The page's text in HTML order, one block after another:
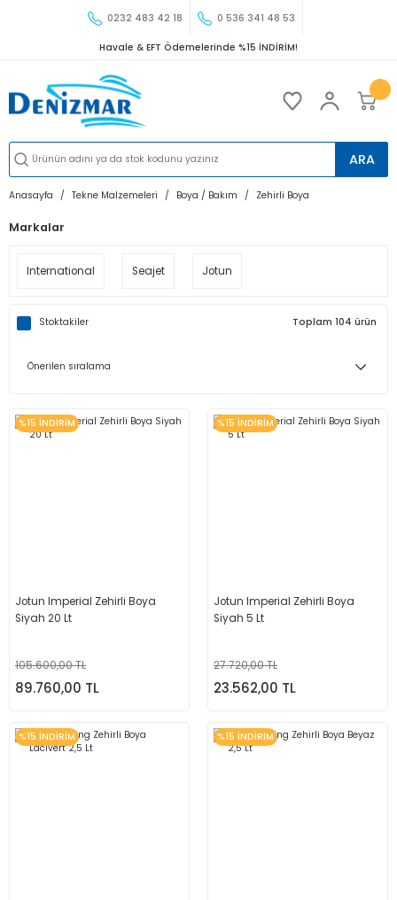
0232 483 42 18 0 536 341 48 53
Havale & EFT Ödemelerinde %15 İNDİRİM!
ARA
Anasayfa Tekne Malzemeleri Boya / Bakım Zehirli Boya
Markalar
International Seajet Jotun
Stoktakiler Toplam 104 ürün
%15 İNDİRİM
Jotun Imperial Zehirli Boya
Siyah 20 Lt
105.600,00 TL
89.760,00 TL
%15 İNDİRİM
Jotun Imperial Zehirli Boya
Siyah 5 Lt
27.720,00 TL
23.562,00 TL
%15 İNDİRİM %15 İNDİRİM